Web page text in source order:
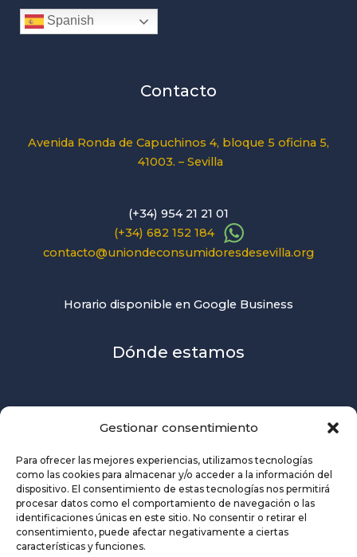
Gestionar consentimiento
Para ofrecer las mejores experiencias, utilizamos tecnologías
como las cookies para almacenar y/o acceder a la información del
dispositivo. El consentimiento de estas tecnologías nos permitirá
procesar datos como el comportamiento de navegación o las
identificaciones únicas en este sitio. No consentir o retirar el
consentimiento, puede afectar negativamente a ciertas
características y funciones.
Spanish
Contacto
Avenida Ronda de Capuchinos 4, bloque 5 oficina 5,
41003. – Sevilla
(+34) 954 21 21 01
(+34) 682 152 184
contacto@uniondeconsumidoresdesevilla.org
Horario disponible en Google Business
Dónde estamos